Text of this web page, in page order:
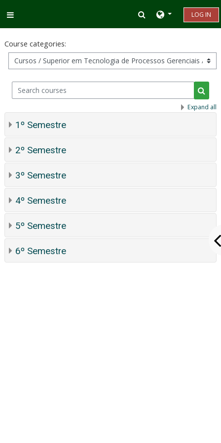
Toggle search
LOG IN
Course categories:
Search courses
Expand all
1º Semestre
2º Semestre
3º Semestre
4º Semestre
5º Semestre
6º Semestre